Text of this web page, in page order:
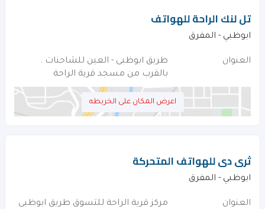
تل لنك الراحة للهواتف
ابوظبي - المفرق
العنوان
طريق ابوظبى - العين للشاحنات .
بالقرب من مسجد قرية الراحة
اعرض المكان على الخريطه
ثرى دى للهواتف المتحركة
ابوظبي - المفرق
العنوان
مركز قرية الراحة للتسوق طريق ابوظبى